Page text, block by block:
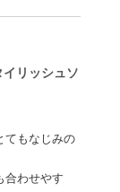
リッシュソ
てもなじみの
合わせやす